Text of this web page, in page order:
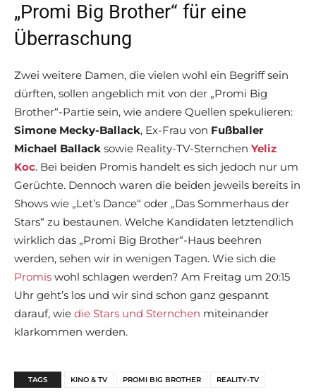
„Promi Big Brother“ für eine
Überraschung
Zwei weitere Damen, die vielen wohl ein Begriff sein
dürften, sollen angeblich mit von der „Promi Big
Brother“-Partie sein, wie andere Quellen spekulieren:
Simone Mecky-Ballack, Ex-Frau von Fußballer
Michael Ballack sowie Reality-TV-Sternchen Yeliz
Koc. Bei beiden Promis handelt es sich jedoch nur um
Gerüchte. Dennoch waren die beiden jeweils bereits in
Shows wie „Let’s Dance“ oder „Das Sommerhaus der
Stars“ zu bestaunen. Welche Kandidaten letztendlich
wirklich das „Promi Big Brother“-Haus beehren
werden, sehen wir in wenigen Tagen. Wie sich die
Promis wohl schlagen werden? Am Freitag um 20:15
Uhr geht’s los und wir sind schon ganz gespannt
darauf, wie die Stars und Sternchen miteinander
klarkommen werden.
TAGS KINO & TV PROMI BIG BROTHER REALITY-TV